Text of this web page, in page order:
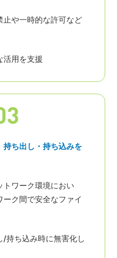
止や一時的な許可など
活用を支援
持ち出し・持ち込みを
ワーク環境におい
ク間で安全なファイ
/持ち込み時に無害化し